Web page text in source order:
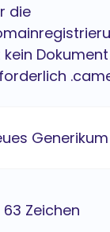
die
kein Dokument
Generikum
63 Zeichen